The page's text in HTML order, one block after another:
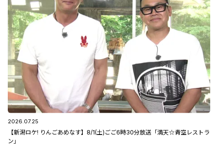
2026.07.25
【新潟ロケ! りんごあめなす】8/1(土)ごご6時30分放送「満天☆青空レストラ
ン」